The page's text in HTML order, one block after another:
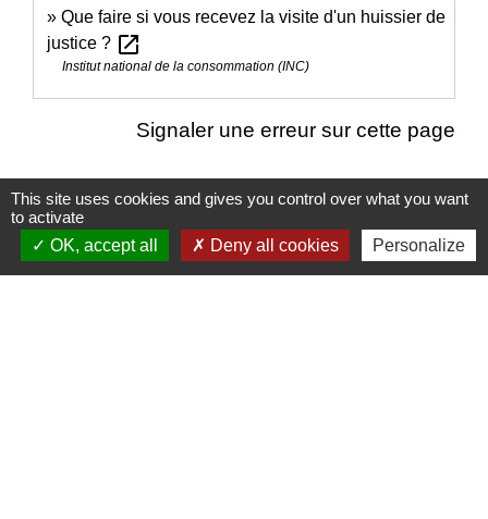
Que faire si vous recevez la visite d'un huissier de
justice ? open_in_new
Institut national de la consommation (INC)
Signaler une erreur sur cette page
Nous contacter
This site uses cookies and gives you control over what you want
to activate
OK, accept all
Deny all cookies Personalize